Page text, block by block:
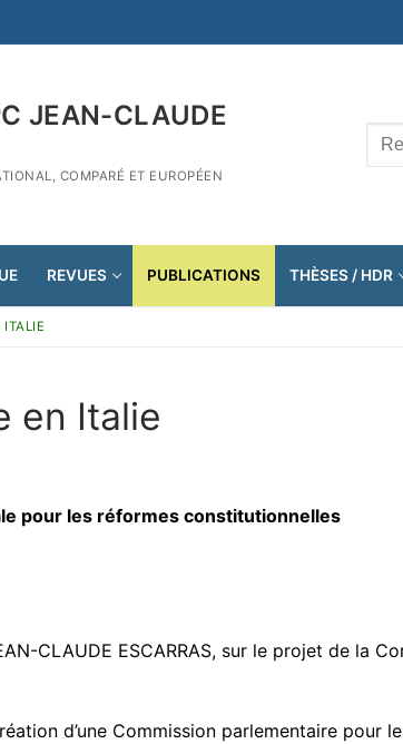
JEAN-CLAUDE
COMPARÉ ET EUROPÉEN
:
REVUES PUBLICATIONS THÈSES / HDR
ITALIE
en Italie
pour les réformes constitutionnelles
CLAUDE ESCARRAS, sur le projet de la
d’une Commission parlementaire pour